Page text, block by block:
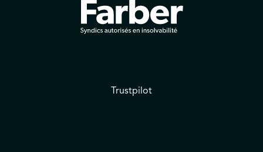
Trustpilot